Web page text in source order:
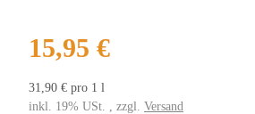
15,95 €
31,90 € pro 1 l
inkl. 19% USt. , zzgl. Versand